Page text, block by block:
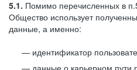
5.1. Помимо перечисленных в
Общество использует
данные, а именно:
идентификатор
данные о карьерном пути